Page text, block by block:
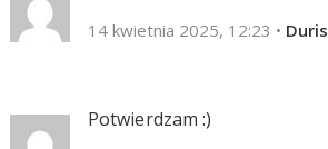
14 kwietnia 2025, 12:23 • Duris
Potwierdzam :)